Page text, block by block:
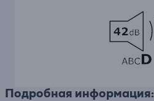
Подробная информация: